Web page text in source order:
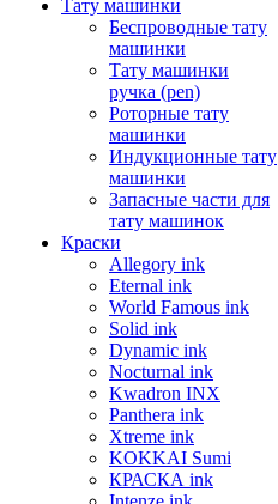
Тату машинки
Беспроводные тату
машинки
Тату машинки
ручка (pen)
Роторные тату
машинки
Индукционные тату
машинки
Запасные части для
тату машинок
Краски
Allegory ink
Eternal ink
World Famous ink
Solid ink
Dynamic ink
Nocturnal ink
Kwadron INX
Panthera ink
Xtreme ink
KOKKAI Sumi
КРАСКА ink